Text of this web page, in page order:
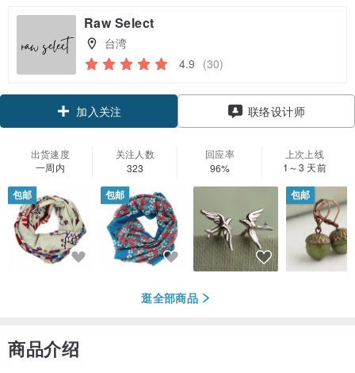
Raw Select
台湾
4.9 (30)
加入关注
联络设计师
出货速度
一周内
关注人数
323
回应率
96%
上次上线
1～3 天前
包邮 包邮 包邮
逛全部商品
商品介绍